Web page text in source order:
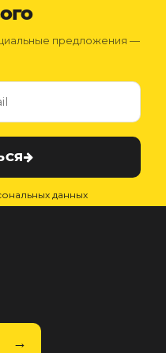
предложения —
данных